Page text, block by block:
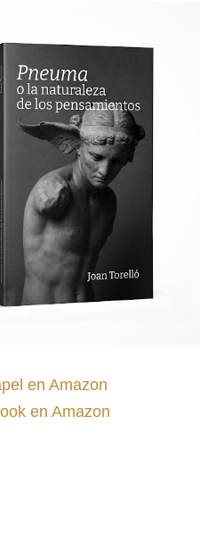
en Amazon
en Amazon